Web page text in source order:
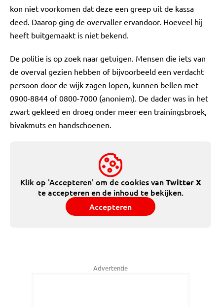
kon niet voorkomen dat deze een greep uit de kassa
deed. Daarop ging de overvaller ervandoor. Hoeveel hij
heeft buitgemaakt is niet bekend.
De politie is op zoek naar getuigen. Mensen die iets van
de overval gezien hebben of bijvoorbeeld een verdacht
persoon door de wijk zagen lopen, kunnen bellen met
0900-8844 of 0800-7000 (anoniem). De dader was in het
zwart gekleed en droeg onder meer een trainingsbroek,
bivakmuts en handschoenen.
Klik op 'Accepteren' om de cookies vanTwitter X
te accepteren en de inhoud te bekijken.
Accepteren
Advertentie